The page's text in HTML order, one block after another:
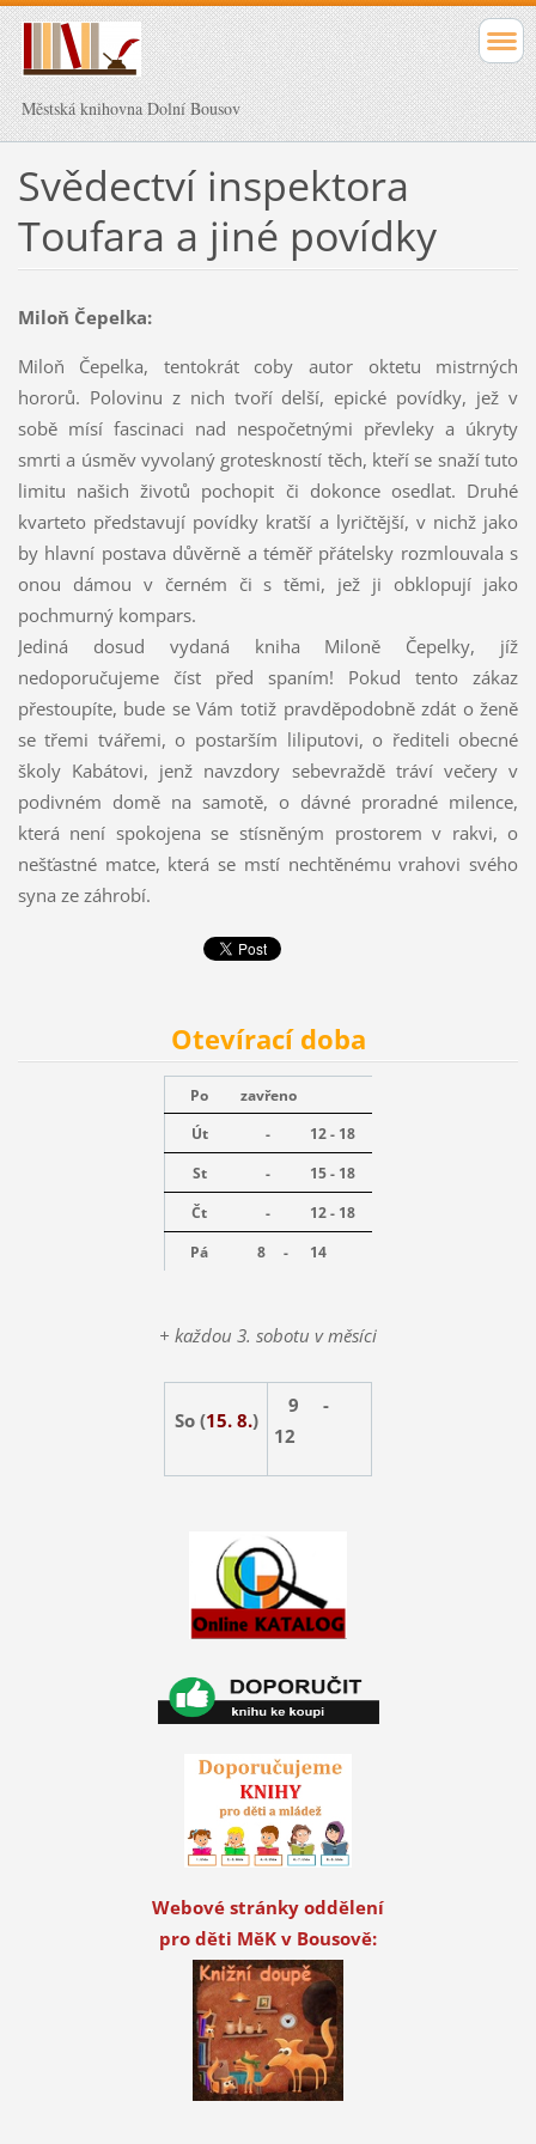
Městská knihovna Dolní Bousov
Svědectví inspektora
Toufara a jiné povídky
Miloň Čepelka:
Miloň Čepelka, tentokrát coby autor oktetu mistrných
hororů. Polovinu z nich tvoří delší, epické povídky, jež v
sobě mísí fascinaci nad nespočetnými převleky a úkryty
smrti a úsměv vyvolaný groteskností těch, kteří se snaží tuto
limitu našich životů pochopit či dokonce osedlat. Druhé
kvarteto představují povídky kratší a lyričtější, v nichž jako
by hlavní postava důvěrně a téměř přátelsky rozmlouvala s
onou dámou v černém či s těmi, jež ji obklopují jako
pochmurný kompars.
Jediná dosud vydaná kniha Miloně Čepelky, jíž
nedoporučujeme číst před spaním! Pokud tento zákaz
přestoupíte, bude se Vám totiž pravděpodobně zdát o ženě
se třemi tvářemi, o postarším liliputovi, o řediteli obecné
školy Kabátovi, jenž navzdory sebevraždě tráví večery v
podivném domě na samotě, o dávné proradné milence,
která není spokojena se stísněným prostorem v rakvi, o
nešťastné matce, která se mstí nechtěnému vrahovi svého
syna ze záhrobí.
Otevírací doba
Po
zavřeno
Út
-
12 - 18
St
-
15 - 18
Čt
-
12 - 18
Pá
8 - 14
+ každou 3. sobotu v měsíci
So (15. 8.)
9 -
12
Webové stránky oddělení
pro děti MěK v Bousově: